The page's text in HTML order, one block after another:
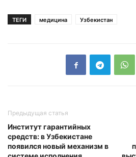
ТЕГИ медицина Узбекистан
Предыдущая статья
Институт гарантийных
средств: в Узбекистане
появился новый механизм в